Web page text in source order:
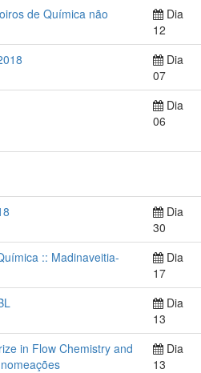
de Química não
Dia
12
Dia
07
Dia
06
Dia
30
:: Madinaveitia-
Dia
17
Dia
13
in Flow Chemistry and
Dia
13